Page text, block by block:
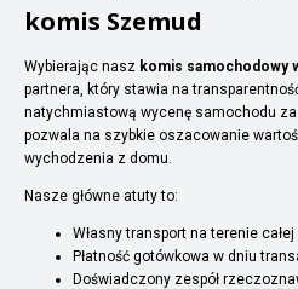
komis Szemud
Wybierając nasz komis samochodowy
partnera, który stawia na
natychmiastową wycenę samochodu
pozwala na szybkie oszacowanie
wychodzenia z domu.
Nasze główne atuty to:
Własny transport na terenie całej
Płatność gotówkowa w dniu
Doświadczony zespół